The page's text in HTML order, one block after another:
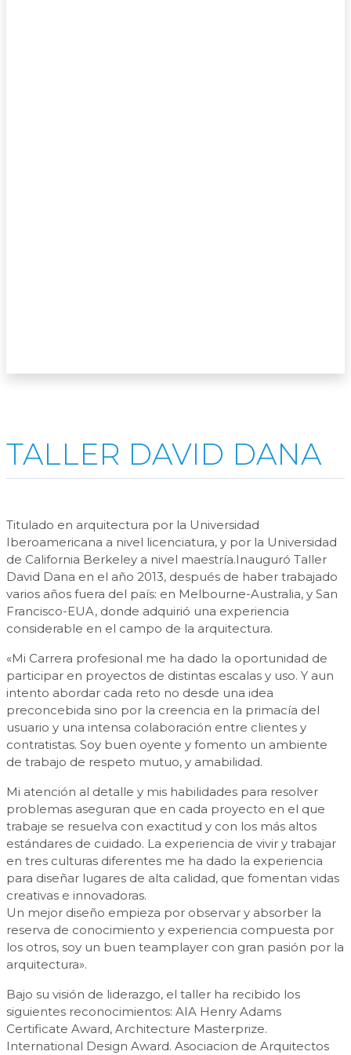
TALLER DAVID DANA
Titulado en arquitectura por la Universidad
Iberoamericana a nivel licenciatura, y por la Universidad
de California Berkeley a nivel maestría.Inauguró Taller
David Dana en el año 2013, después de haber trabajado
varios años fuera del país: en Melbourne-Australia, y San
Francisco-EUA, donde adquirió una experiencia
considerable en el campo de la arquitectura.
«Mi Carrera profesional me ha dado la oportunidad de
participar en proyectos de distintas escalas y uso. Y aun
intento abordar cada reto no desde una idea
preconcebida sino por la creencia en la primacía del
usuario y una intensa colaboración entre clientes y
contratistas. Soy buen oyente y fomento un ambiente
de trabajo de respeto mutuo, y amabilidad.
Mi atención al detalle y mis habilidades para resolver
problemas aseguran que en cada proyecto en el que
trabaje se resuelva con exactitud y con los más altos
estándares de cuidado. La experiencia de vivir y trabajar
en tres culturas diferentes me ha dado la experiencia
para diseñar lugares de alta calidad, que fomentan vidas
creativas e innovadoras.
Un mejor diseño empieza por observar y absorber la
reserva de conocimiento y experiencia compuesta por
los otros, soy un buen teamplayer con gran pasión por la
arquitectura».
Bajo su visión de liderazgo, el taller ha recibido los
siguientes reconocimientos: AIA Henry Adams
Certificate Award, Architecture Masterprize.
International Design Award. Asociacion de Arquitectos